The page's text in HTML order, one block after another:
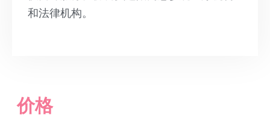
和法律机构。
价格